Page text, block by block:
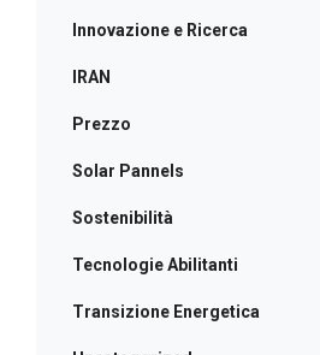
Innovazione e Ricerca
IRAN
Prezzo
Solar Pannels
Sostenibilità
Tecnologie Abilitanti
Transizione Energetica